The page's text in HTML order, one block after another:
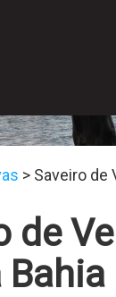
> Saveiro de
de
Bahia